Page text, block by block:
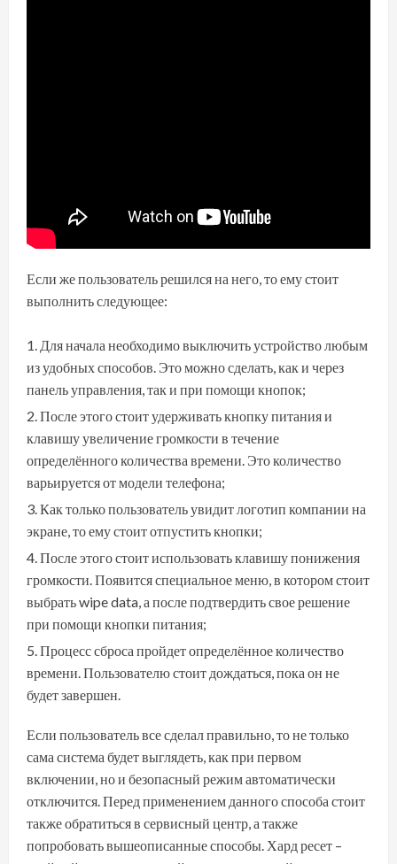
Если же пользователь решился на него, то ему стоит
выполнить следующее:
Для начала необходимо выключить устройство любым
из удобных способов. Это можно сделать, как и через
панель управления, так и при помощи кнопок;
После этого стоит удерживать кнопку питания и
клавишу увеличение громкости в течение
определённого количества времени. Это количество
варьируется от модели телефона;
Как только пользователь увидит логотип компании на
экране, то ему стоит отпустить кнопки;
После этого стоит использовать клавишу понижения
громкости. Появится специальное меню, в котором стоит
выбрать wipe data, а после подтвердить свое решение
при помощи кнопки питания;
Процесс сброса пройдет определённое количество
времени. Пользователю стоит дождаться, пока он не
будет завершен.
Если пользователь все сделал правильно, то не только
сама система будет выглядеть, как при первом
включении, но и безопасный режим автоматически
отключится. Перед применением данного способа стоит
также обратиться в сервисный центр, а также
попробовать вышеописанные способы. Хард ресет –